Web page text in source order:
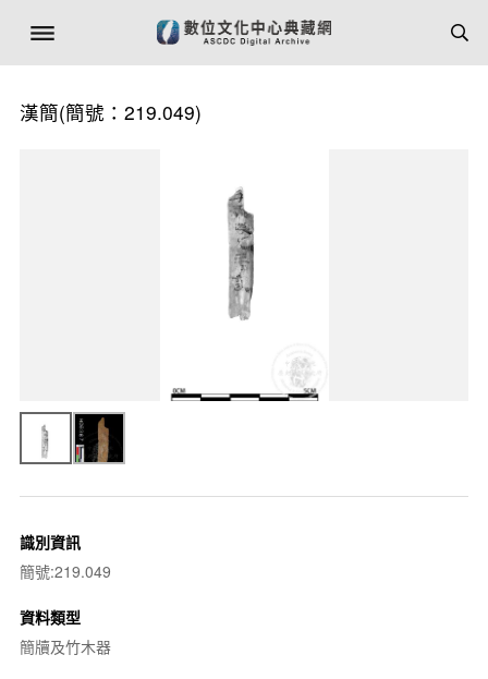
漢簡(簡號：219.049)
識別資訊
簡號:219.049
資料類型
簡牘及竹木器